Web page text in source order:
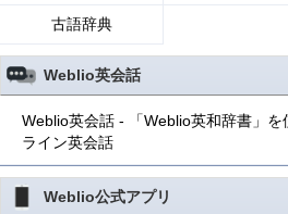
古語辞典
Weblio英会話
Weblio英会話 - 「Weblio英和辞書」
ライン英会話
Weblio公式アプリ